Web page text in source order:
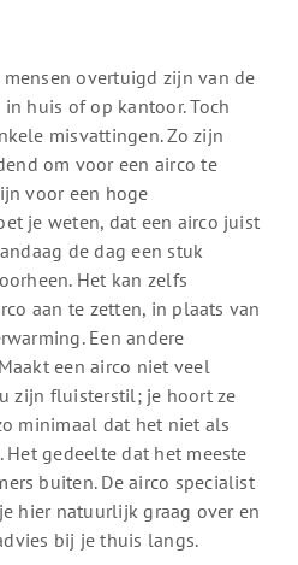
mensen overtuigd zijn van de
huis of op kantoor. Toch
misvattingen. Zo zijn
om voor een airco te
voor een hoge
je weten, dat een airco juist
de dag een stuk
Het kan zelfs
aan te zetten, in plaats van
Een andere
een airco niet veel
zijn fluisterstil; je hoort ze
minimaal dat het niet als
gedeelte dat het meeste
buiten. De airco specialist
hier natuurlijk graag over en
bij je thuis langs.